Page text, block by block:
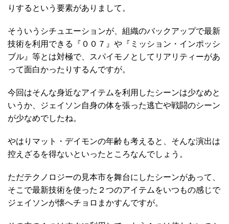
りするという要素がありまして。
そういうシチュエーションが、組織のバックアップで最新
技術を利用できる『００７』や『ミッション・インポッシ
ブル』等とは対極で、スパイモノとしてリアリティーがあ
って面白かったりするんですが。
今回はそんな身近なアイテムを利用したシーンは少なめと
いうか、ジェイソン自身の体を張った逃亡や戦闘のシーン
が少なめでしたね。
やはりマット・デイモンの年齢も考えると、そんな演出は
控えざるを得ないといったところなんでしょう。
ただテクノロジーの見本市を舞台にしたシーンがあって、
そこで最新技術を使った２つのアイテムをいつもの感じで
ジェイソンが懐へチョロまかすんですが。